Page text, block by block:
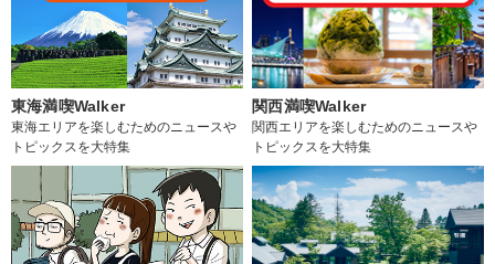
東海満喫Walker
東海エリアを楽しむためのニュースや
トピックスを大特集
関西満喫Walker
関西エリアを楽しむためのニュースや
トピックスを大特集